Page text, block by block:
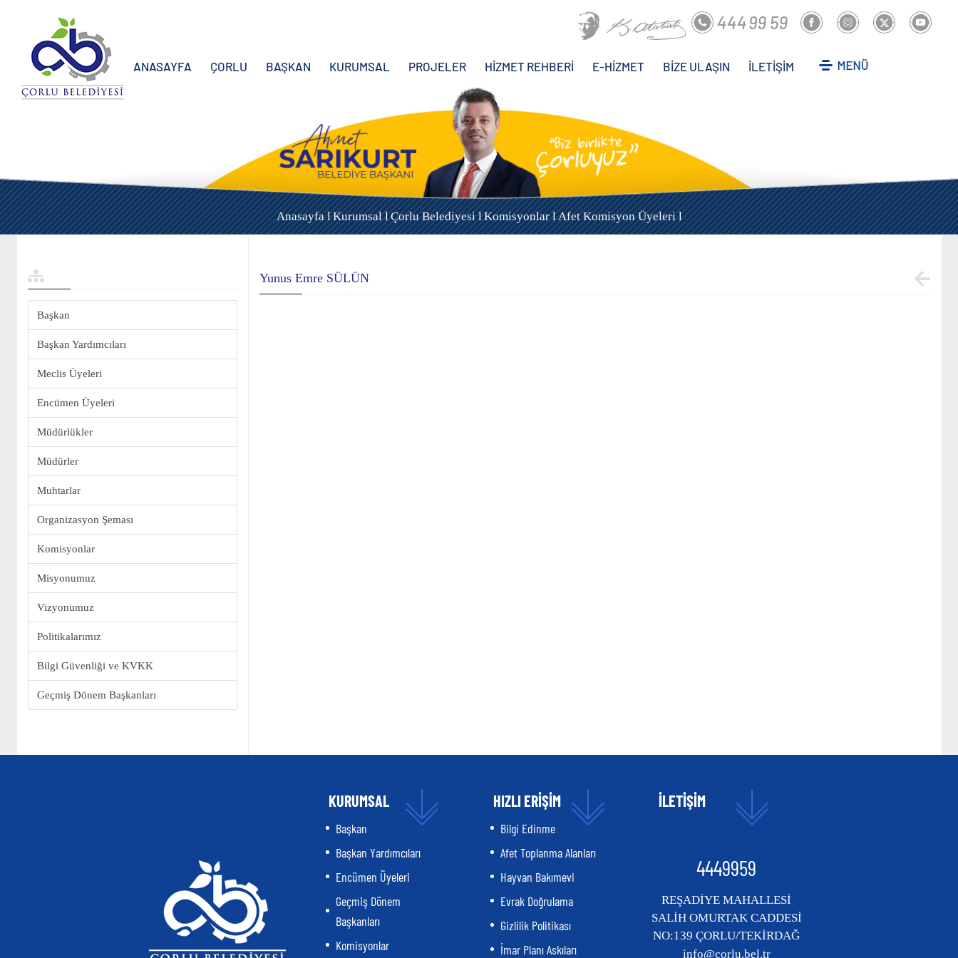
ANASAYFA ÇORLU BAŞKAN KURUMSAL PROJELER HİZMET REHBERİ E-HİZMET BİZE ULAŞIN İLETİŞİM
Anasayfa lKurumsal lÇorlu Belediyesi lKomisyonlar lAfet Komisyon Üyeleri l
Başkan
Başkan Yardımcıları
Meclis Üyeleri
Encümen Üyeleri
Müdürlükler
Müdürler
Muhtarlar
Organizasyon Şeması
Komisyonlar
Misyonumuz
Vizyonumuz
Politikalarımız
Bilgi Güvenliği ve KVKK
Geçmiş Dönem Başkanları
Yunus Emre SÜLÜN
KURUMSAL
Başkan
Başkan Yardımcıları
Encümen Üyeleri
Geçmiş Dönem
Başkanları
Komisyonlar
HIZLI ERİŞİM
Bilgi Edinme
Afet Toplanma Alanları
Hayvan Bakımevi
Evrak Doğrulama
Gizlilik Politikası
İmar Planı Askıları
İLETİŞİM
4449959
REŞADİYE MAHALLESİ
SALİH OMURTAK CADDESİ
NO:139 ÇORLU/TEKİRDAĞ
info@corlu.bel.tr